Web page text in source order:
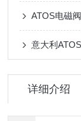
ATOS电磁
意大利
详细介绍